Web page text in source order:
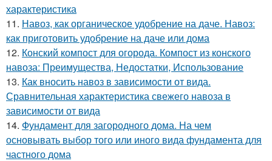
характеристика
11. Навоз, как органическое удобрение на даче. Навоз:
как приготовить удобрение на даче или дома
12. Конский компост для огорода. Компост из конского
навоза: Преимущества, Недостатки, Использование
13. Как вносить навоз в зависимости от вида.
Сравнительная характеристика свежего навоза в
зависимости от вида
14. Фундамент для загородного дома. На чем
основывать выбор того или иного вида фундамента для
частного дома